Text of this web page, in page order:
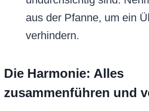
aus der Pfanne, um ein
verhindern.
Die Harmonie: Alles
zusammenführen und